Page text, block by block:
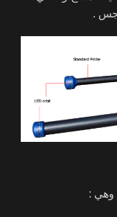
.
وهي :